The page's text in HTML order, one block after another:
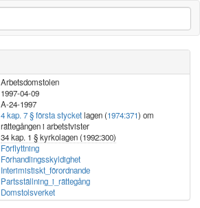
Arbetsdomstolen
1997-04-09
A-24-1997
4 kap. 7 § första stycketlagen (1974:371) om
rättegången i arbetstvister
34 kap. 1 § kyrkolagen (1992:300)
Förflyttning
Förhandlingsskyldighet
Interimistiskt_förordnande
Partsställning_i_rättegång
Domstolsverket